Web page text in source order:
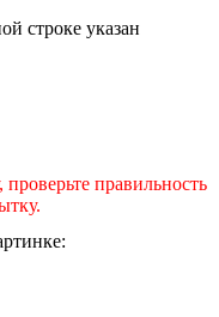
строке указан
правильность